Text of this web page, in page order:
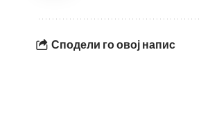
Сподели го овој напис